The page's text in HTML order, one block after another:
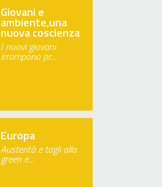
Giovani e
ambiente,una
nuova coscienza
I nuovi giovani
irrompono pr…
Europa
Austerità e tagli alla
green e…